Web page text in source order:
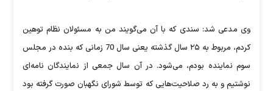
وی مدعی شد: سندی که با آن می‌گویند من به مسئولان نظام توهین
کردم، مربوط به ۲۵ سال گذشته یعنی سال 70 زمانی که بنده در مجلس
سوم نماینده بودم، می‌شود. در آن سال جمعی از نمایندگان نامه‌ای
نوشتیم و به رد صلاحیت‌هایی که توسط شورای‌ نگهبان صورت گرفته بود